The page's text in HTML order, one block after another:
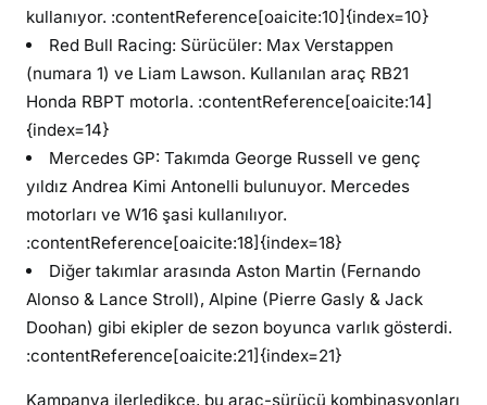
kullanıyor. :contentReference[oaicite:10]{index=10}
Red Bull Racing: Sürücüler: Max Verstappen
(numara 1) ve Liam Lawson. Kullanılan araç RB21
Honda RBPT motorla. :contentReference[oaicite:14]
{index=14}
Mercedes GP: Takımda George Russell ve genç
yıldız Andrea Kimi Antonelli bulunuyor. Mer­cedes
motorları ve W16 şasi kullanılıyor.
:contentReference[oaicite:18]{index=18}
Diğer takımlar arasında Aston Martin (Fernando
Alonso & Lance Stroll), Alpine (Pierre Gasly & Jack
Doohan) gibi ekipler de sezon boyunca varlık gösterdi.
:contentReference[oaicite:21]{index=21}
Kampanya ilerledikçe, bu araç-sürücü kombinasyonları